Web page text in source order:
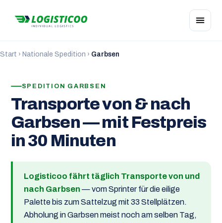
Start › Nationale Spedition › Garbsen
SPEDITION GARBSEN
Transporte von & nach
Garbsen — mit Festpreis
in 30 Minuten
Logisticoo fährt täglich Transporte von und
nach Garbsen — vom Sprinter für die eilige
Palette bis zum Sattelzug mit 33 Stellplätzen.
Abholung in Garbsen meist noch am selben Tag,